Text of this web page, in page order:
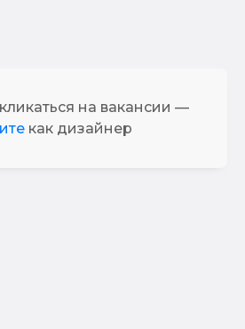
на вакансии —
как дизайнер